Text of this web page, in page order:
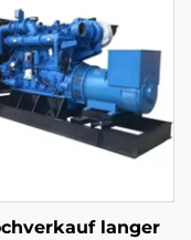
langer